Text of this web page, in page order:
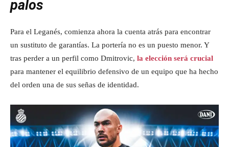
palos
Para el Leganés, comienza ahora la cuenta atrás para encontrar
un sustituto de garantías. La portería no es un puesto menor. Y
tras perder a un perfil como Dmitrovic, la elección será crucial
para mantener el equilibrio defensivo de un equipo que ha hecho
del orden una de sus señas de identidad.